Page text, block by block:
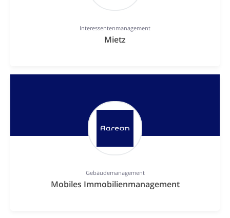
Interessentenmanagement
Mietz
Gebäudemanagement
Mobiles Immobilienmanagement